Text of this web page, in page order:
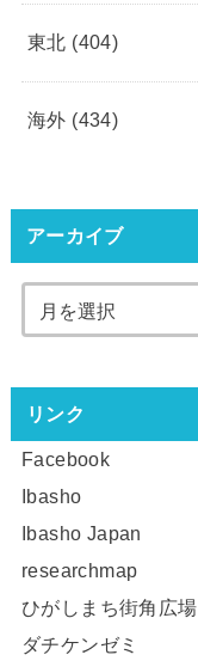
東北 (404)
海外 (434)
アーカイブ
リンク
Facebook
Ibasho
Ibasho Japan
researchmap
ひがしまち街角広場
ダチケンゼミ